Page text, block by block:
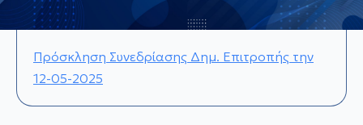
Πρόσκληση Συνεδρίασης Δημ. Επιτροπής την
12-05-2025